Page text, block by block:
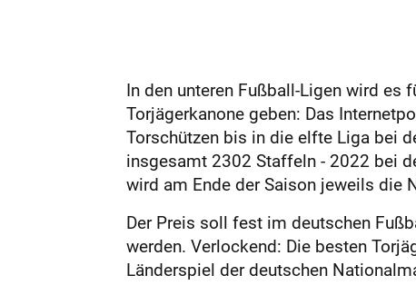
In den unteren Fußball-Ligen wird es
Torjägerkanone geben: Das
Torschützen bis in die elfte Liga bei
insgesamt 2302 Staffeln - 2022 bei
wird am Ende der Saison jeweils die
Der Preis soll fest im deutschen
werden. Verlockend: Die besten
Länderspiel der deutschen